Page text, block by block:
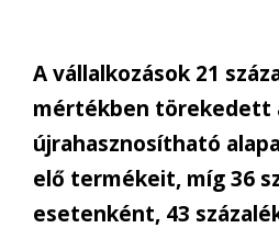
A vállalkozások 21
mértékben törekedett
újrahasznosítható
elő termékeit, míg 36
esetenként, 43